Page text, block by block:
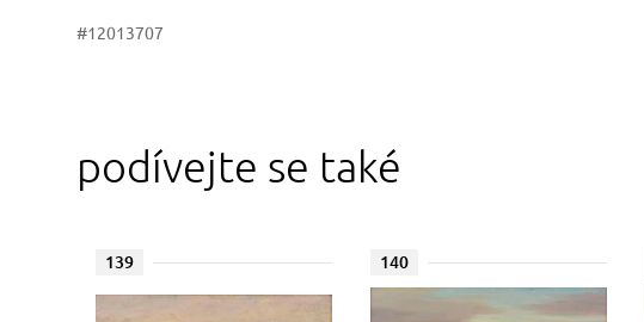
#12013707
podívejte se také
139 140